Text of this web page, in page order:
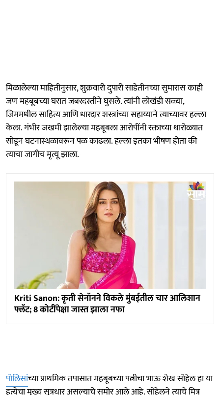
मिळालेल्या माहितीनुसार, शुक्रवारी दुपारी साडेतीनच्या सुमारास काही
जण महबूबच्या घरात जबरदस्तीने घुसले. त्यांनी लोखंडी सळ्या,
जिममधील साहित्य आणि धारदार शस्त्रांच्या सहाय्याने त्याच्यावर हल्ला
केला. गंभीर जखमी झालेल्या महबूबला आरोपींनी रक्ताच्या थारोळ्यात
सोडून घटनास्थळावरून पळ काढला. हल्ला इतका भीषण होता की
त्याचा जागीच मृत्यू झाला.
Kriti Sanon: कृती सेनॉनने विकले मुंबईतील चार आलिशान
फ्लॅट; 8 कोटींपेक्षा जास्त झाला नफा
पोलिसांच्या प्राथमिक तपासात महबूबच्या पत्नीचा भाऊ शेख सोहेल हा या
हत्येचा मुख्य सूत्रधार असल्याचे समोर आले आहे. सोहेलने त्याचे मित्र